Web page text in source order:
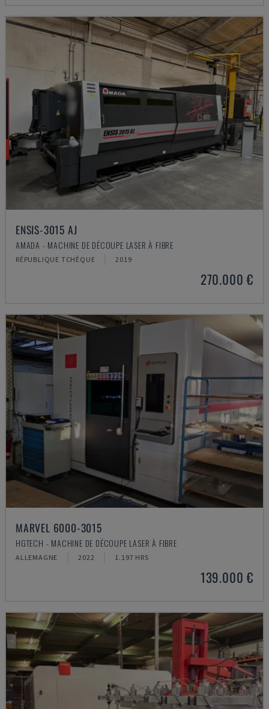
ENSIS-3015 AJ
AMADA - MACHINE DE DÉCOUPE LASER À FIBRE
RÉPUBLIQUE TCHÈQUE 2019
270.000 €
MARVEL 6000-3015
HGTECH - MACHINE DE DÉCOUPE LASER À FIBRE
ALLEMAGNE 2022 1.197 HRS
139.000 €